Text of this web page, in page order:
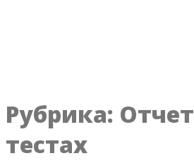
Рубрика:
тестах